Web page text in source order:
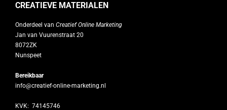
CREATIEVE MATERIALEN
Onderdeel van Creatief Online Marketing
Jan van Vuurenstraat 20
8072ZK
Nunspeet
Bereikbaar
info@creatief-online-marketing.nl
KVK: 74145746